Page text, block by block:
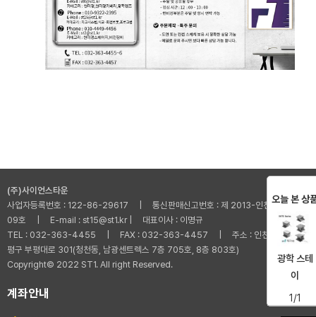
(주)사이언스타운
사업자등록번호 : 122-86-29617 | 통신판매신고번호 : 제 2013-인천부평-001
09호 | E-mail : st15@st1.kr | 대표이사 : 이명규
TEL : 032-363-4455 | FAX : 032-363-4457 | 주소 : 인천광역시 부
평구 부평대로 301(청천동, 남광센트렉스 7층 705호, 8층 803호)
Copyright© 2022 ST1. All right Reserved.
계좌안내
오늘 본 상
광학 스테
이
1/1